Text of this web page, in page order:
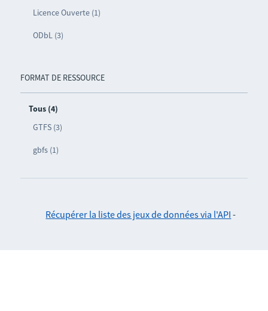
Licence Ouverte (1)
ODbL (3)
FORMAT DE RESSOURCE
Tous (4)
GTFS (3)
gbfs (1)
Récupérer la liste des jeux de données via l'API -